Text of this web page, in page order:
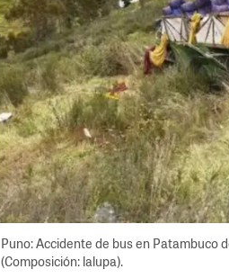
Puno: Accidente de bus en Patambuco
(Composición: lalupa).